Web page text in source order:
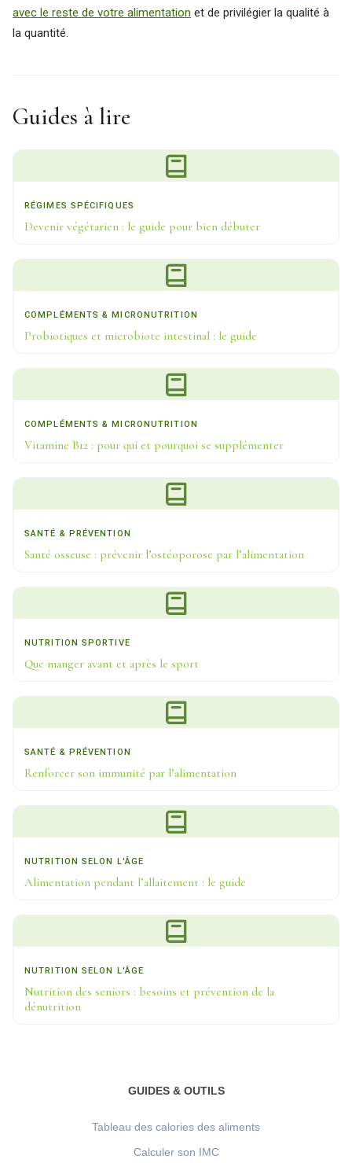
avec le reste de votre alimentation et de privilégier la qualité à
la quantité.
Guides à lire
RÉGIMES SPÉCIFIQUES
Devenir végétarien : le guide pour bien débuter
COMPLÉMENTS & MICRONUTRITION
Probiotiques et microbiote intestinal : le guide
COMPLÉMENTS & MICRONUTRITION
Vitamine B12 : pour qui et pourquoi se supplémenter
SANTÉ & PRÉVENTION
Santé osseuse : prévenir l’ostéoporose par l’alimentation
NUTRITION SPORTIVE
Que manger avant et après le sport
SANTÉ & PRÉVENTION
Renforcer son immunité par l’alimentation
NUTRITION SELON L'ÂGE
Alimentation pendant l’allaitement : le guide
NUTRITION SELON L'ÂGE
Nutrition des seniors : besoins et prévention de la
dénutrition
GUIDES & OUTILS
Tableau des calories des aliments
Calculer son IMC